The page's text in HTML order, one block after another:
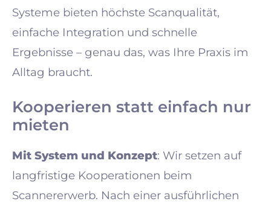
Systeme bieten höchste Scanqualität,
einfache Integration und schnelle
Ergebnisse – genau das, was Ihre Praxis im
Alltag braucht.
Kooperieren statt einfach nur
mieten
Mit System und Konzept: Wir setzen auf
langfristige Kooperationen beim
Scannererwerb. Nach einer ausführlichen